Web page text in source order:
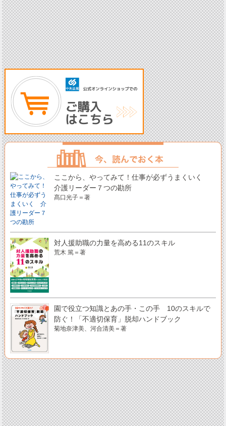
ここから、やってみて！仕事が必ずうまくいく
介護リーダー７つの勘所
髙口光子＝著
対人援助職の力量を高める11のスキル
荒木 篤＝著
園で役立つ知識とあの手・この手 10のスキルで
防ぐ！「不適切保育」脱却ハンドブック
菊地奈津美、河合清美＝著